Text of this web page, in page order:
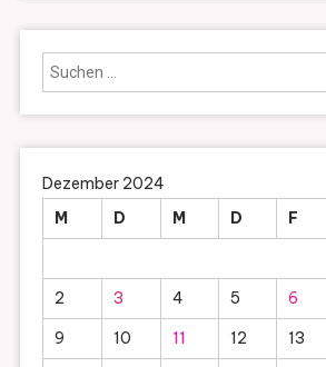
Dezember 2024
M
D M D F
2
3 4 5 6
9
10 11 12 13